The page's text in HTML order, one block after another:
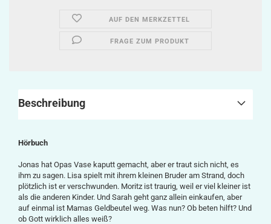
AUF DEN MERKZETTEL
FRAGE ZUM PRODUKT
Beschreibung
Hörbuch
Jonas hat Opas Vase kaputt gemacht, aber er traut sich nicht, es
ihm zu sagen. Lisa spielt mit ihrem kleinen Bruder am Strand, doch
plötzlich ist er verschwunden. Moritz ist traurig, weil er viel kleiner ist
als die anderen Kinder. Und Sarah geht ganz allein einkaufen, aber
auf einmal ist Mamas Geldbeutel weg. Was nun? Ob beten hilft? Und
ob Gott wirklich alles weiß?